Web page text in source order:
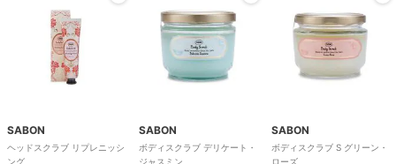
SABON
ヘッドスクラブ リプレニッシ
ング
SABON
ボディスクラブ デリケート・
ジャスミン
SABON
ボディスクラブ S グリーン・
ローズ